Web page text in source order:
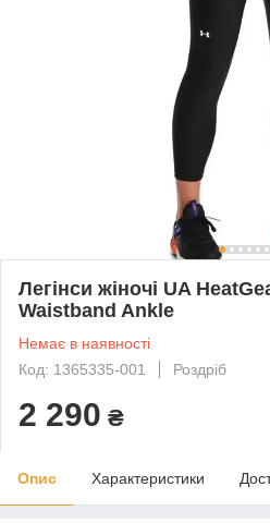
Легінси жіночі UA
Waistband Ankle
Немає в наявності
Код: 1365335-001
Роздріб
2 290 ₴
Опис Характеристики